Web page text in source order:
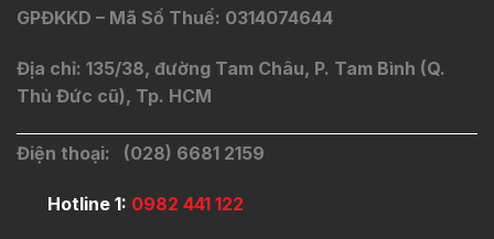
GPĐKKD – Mã Số Thuế: 0314074644
Địa chỉ: 135/38, đường Tam Châu, P. Tam Bình (Q.
Thủ Đức cũ), Tp. HCM
Điện thoại: (028) 6681 2159
Hotline 1: 0982 441 122